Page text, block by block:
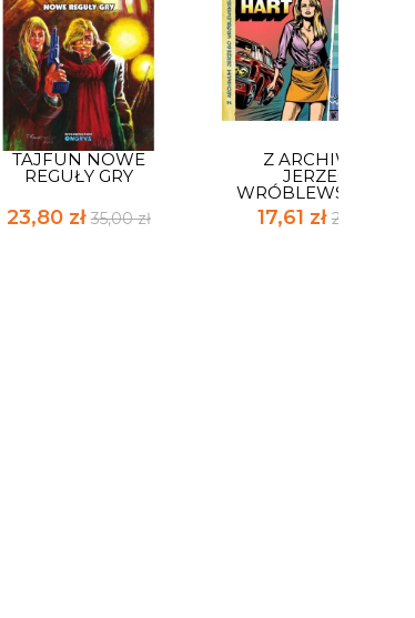
TAJFUN NOWE
REGUŁY GRY
23,80 zł 35,00 zł
Z ARCHIWUM
JERZEGO
WRÓBLEWSKIEGO...
17,61 zł 25,90 zł